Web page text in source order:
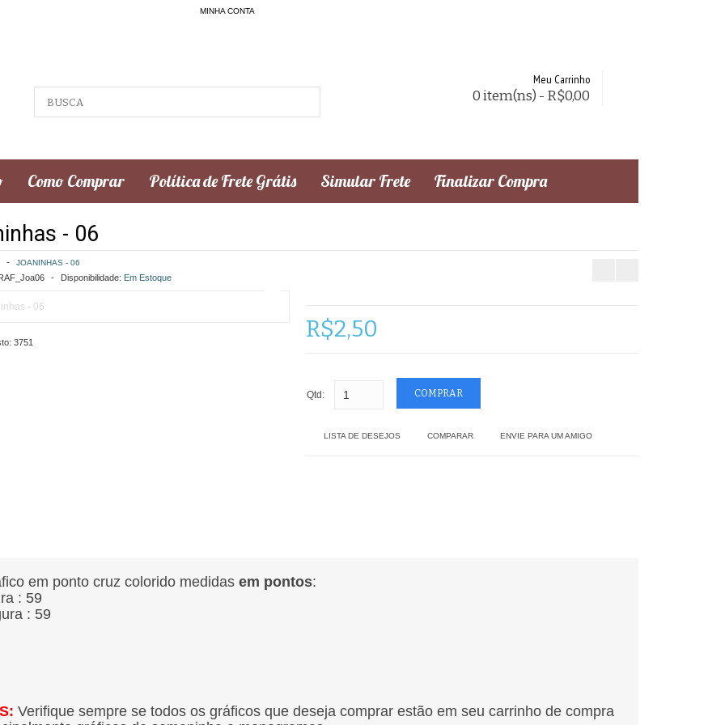
MINHA CONTA
Meu Carrinho
0 item(ns) - R$0,00
Como Comprar Política de Frete Grátis Simular Frete Finalizar Compra
- 06
JOANINHAS - 06
Disponibilidade: Em Estoque
3751 R$2,50
Qtd:
LISTA DE DESEJOS COMPARAR ENVIE PARA UM AMIGO
em ponto cruz colorido medidas em pontos:
: 59
: 59
Verifique sempre se todos os gráficos que deseja comprar estão em seu carrinho de compra